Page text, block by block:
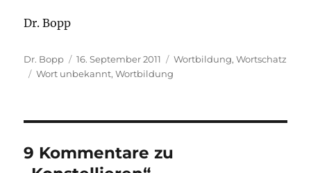
Dr. Bopp
Autor
Dr. Bopp
Veröffentlicht
am
16. September 2011 Kategorien
Wortbildung,Wortschatz
Schlagwörter
Wort unbekannt,Wortbildung
9 Kommentare zu